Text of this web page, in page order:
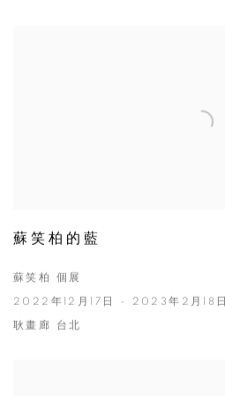
蘇笑柏的藍
蘇笑柏 個展
2022年12月17日 - 2023年2月18日
耿畫廊 台北